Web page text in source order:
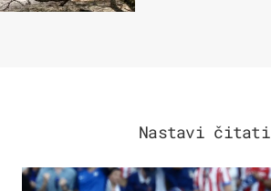
Nastavi čitati
SVJETSKO PRVENSTVO 2026